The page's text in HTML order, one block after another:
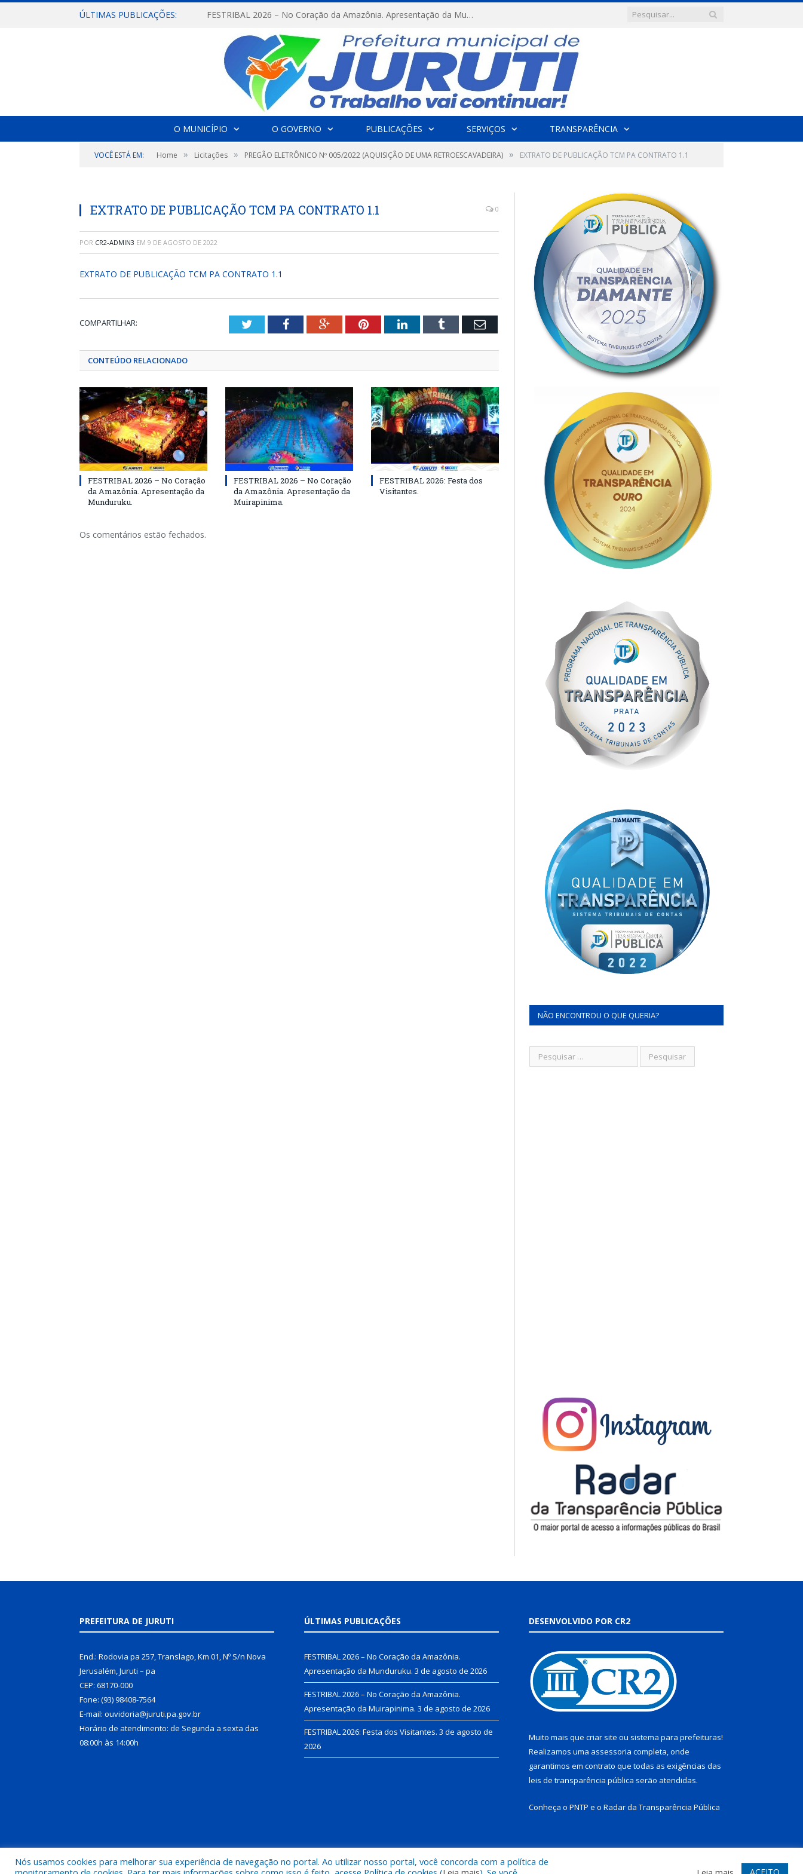
ÚLTIMAS PUBLICAÇÕES: FESTRIBAL 2026 – No Coração da Amazônia. Apresentação da Munduruku.
O MUNICÍPIO O GOVERNO PUBLICAÇÕES SERVIÇOS TRANSPARÊNCIA
VOCÊ ESTÁ EM: Home » Licitações » PREGÃO ELETRÔNICO Nº 005/2022 (AQUISIÇÃO DE UMA RETROESCAVADEIRA) » EXTRATO DE PUBLICAÇÃO TCM PA CONTRATO 1.1
EXTRATO DE PUBLICAÇÃO TCM PA CONTRATO 1.1 0
POR CR2-ADMIN3 EM 9 DE AGOSTO DE 2022
EXTRATO DE PUBLICAÇÃO TCM PA CONTRATO 1.1
COMPARTILHAR: TwitterFacebookGoogle+PinterestLinkedInTumblr Email
CONTEÚDO RELACIONADO
FESTRIBAL 2026 – No Coração
da Amazônia. Apresentação da
Munduruku.
FESTRIBAL 2026 – No Coração
da Amazônia. Apresentação da
Muirapinima.
FESTRIBAL 2026: Festa dos
Visitantes.
Os comentários estão fechados.
NÃO ENCONTROU O QUE QUERIA?
PREFEITURA DE JURUTI
End.: Rodovia pa 257, Translago, Km 01, Nº S/n Nova
Jerusalém, Juruti – pa
CEP: 68170-000
Fone: (93) 98408-7564
E-mail: ouvidoria@juruti.pa.gov.br
Horário de atendimento: de Segunda a sexta das
08:00h às 14:00h
ÚLTIMAS PUBLICAÇÕES
FESTRIBAL 2026 – No Coração da Amazônia.
Apresentação da Munduruku. 3 de agosto de 2026
FESTRIBAL 2026 – No Coração da Amazônia.
Apresentação da Muirapinima. 3 de agosto de 2026
FESTRIBAL 2026: Festa dos Visitantes. 3 de agosto de
2026
DESENVOLVIDO POR CR2
Muito mais que criar site ou sistema para prefeituras!
Realizamos uma assessoria completa, onde
garantimos em contrato que todas as exigências das
leis de transparência pública serão atendidas.
Conheça o PNTP e o Radar da Transparência Pública
Todos os direitos reservados a Prefeitura Municipal de Juruti. Mapa do Site Acessar Webmail
Nós usamos cookies para melhorar sua experiência de navegação no portal. Ao utilizar nosso portal, você concorda com a política de
ACEITO